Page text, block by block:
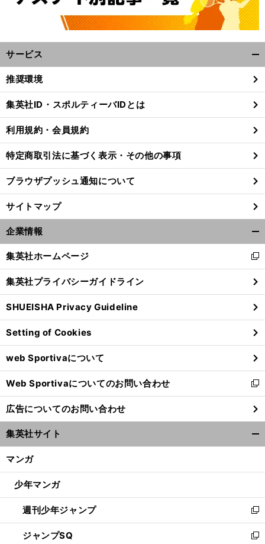
今
昨
、
」
サービス
閉
る
推奨環境
集英社ID・スポルティーバIDとは
利用規約・会員規約
特定商取引法に基づく表示・その他の事項
ブラウザプッシュ通知について
サイトマップ
企業情報
閉
る
集英社ホームページ
新
し
い
ウ
ィ
ン
ド
ウ
で
開
く
集英社プライバシーガイドライン
SHUEISHA Privacy Guideline
Setting of Cookies
web Sportivaについて
Web Sportivaについてのお問い合わせ
新
し
い
ウ
ィ
ン
ウ
開
く
広告についてのお問い合わせ
集英社サイト
マンガ
少年マンガ
週刊少年ジャンプ
新
し
い
ジャンプSQ
新